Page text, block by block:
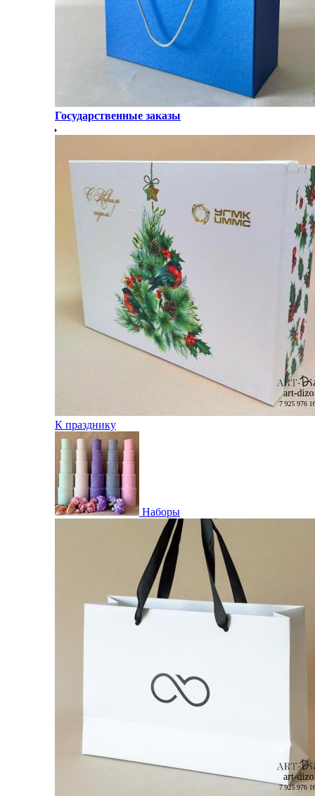
Государственные заказы
К празднику
Наборы